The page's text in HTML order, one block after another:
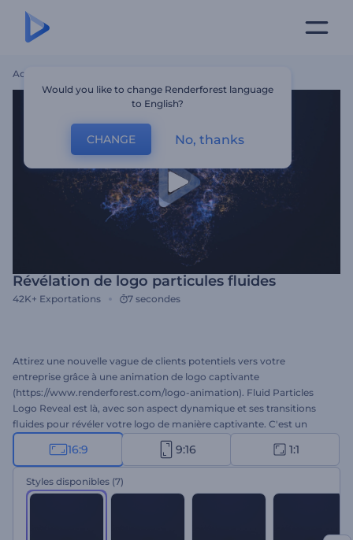
Accueil
Révélation de logo particules fluides
42K+ Exportations 7 secondes
Attirez une nouvelle vague de clients potentiels vers votre
entreprise grâce à une animation de logo captivante
(https://www.renderforest.com/logo-animation). Fluid Particles
Logo Reveal est là, avec son aspect dynamique et ses transitions
fluides pour révéler votre logo de manière captivante. C'est un
excellent moyen de présenter votre marque et d'avoir un impact
puissant sur votre public cible. Il vous suffit de télécharger votre
logo, de saisir votre slogan et d'attendre quelques minutes pour
obtenir une animation professionnelle. Idéal pour les promotions
16:9 9:16 1:1
Styles disponibles (7)
Would you like to change Renderforest language
to English?
CHANGE No, thanks